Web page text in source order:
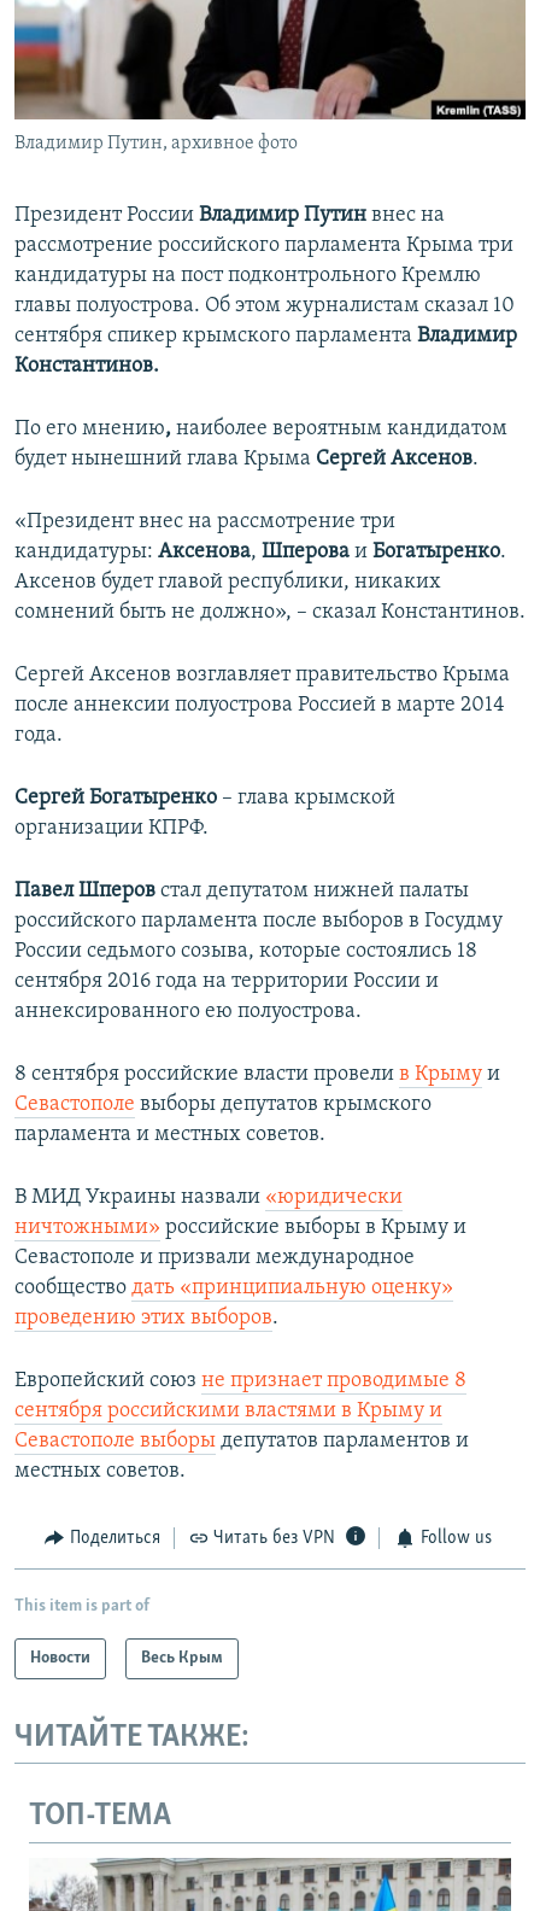
ПОБЕДИТЕЛЕЙ НЕ СУДЯТ?
КРЫМ.НЕПОКОРЕННЫЙ
ELIFBE
УКРАИНСКАЯ ПРОБЛЕМА КРЫМА
ПРИСОЕДИНЯЙТЕСЬ!
Владимир Путин, архивное фото
Президент России Владимир Путин внес на
рассмотрение российского парламента Крыма три
кандидатуры на пост подконтрольного Кремлю
главы полуострова. Об этом журналистам сказал 10
сентября спикер крымского парламента Владимир
Константинов.
По его мнению, наиболее вероятным кандидатом
будет нынешний глава Крыма Сергей Аксенов.
«Президент внес на рассмотрение три
кандидатуры: Аксенова, Шперова и Богатыренко.
Аксенов будет главой республики, никаких
сомнений быть не должно», – сказал Константинов.
Сергей Аксенов возглавляет правительство Крыма
после аннексии полуострова Россией в марте 2014
года.
Сергей Богатыренко – глава крымской
организации КПРФ.
Павел Шперов стал депутатом нижней палаты
российского парламента после выборов в Госудму
России седьмого созыва, которые состоялись 18
сентября 2016 года на территории России и
аннексированного ею полуострова.
8 сентября российские власти провели в Крыму и
Севастополе выборы депутатов крымского
парламента и местных советов.
В МИД Украины назвали «юридически
ничтожными» российские выборы в Крыму и
Севастополе и призвали международное
сообщество дать «принципиальную оценку»
проведению этих выборов.
Европейский союз не признает проводимые 8
сентября российскими властями в Крыму и
Севастополе выборы депутатов парламентов и
местных советов.​
Поделиться Читать без VPN Follow us
This item is part of
Новости Весь Крым
ЧИТАЙТЕ ТАКЖЕ:
ТОП-ТЕМА